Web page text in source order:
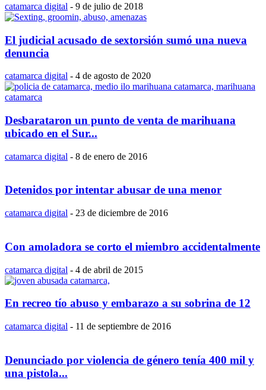
catamarca digital - 9 de julio de 2018
El judicial acusado de sextorsión sumó una nueva
denuncia
catamarca digital - 4 de agosto de 2020
Desbarataron un punto de venta de marihuana
ubicado en el Sur...
catamarca digital - 8 de enero de 2016
Detenidos por intentar abusar de una menor
catamarca digital - 23 de diciembre de 2016
Con amoladora se corto el miembro accidentalmente
catamarca digital - 4 de abril de 2015
En recreo tío abuso y embarazo a su sobrina de 12
catamarca digital - 11 de septiembre de 2016
Denunciado por violencia de género tenía 400 mil y
una pistola...